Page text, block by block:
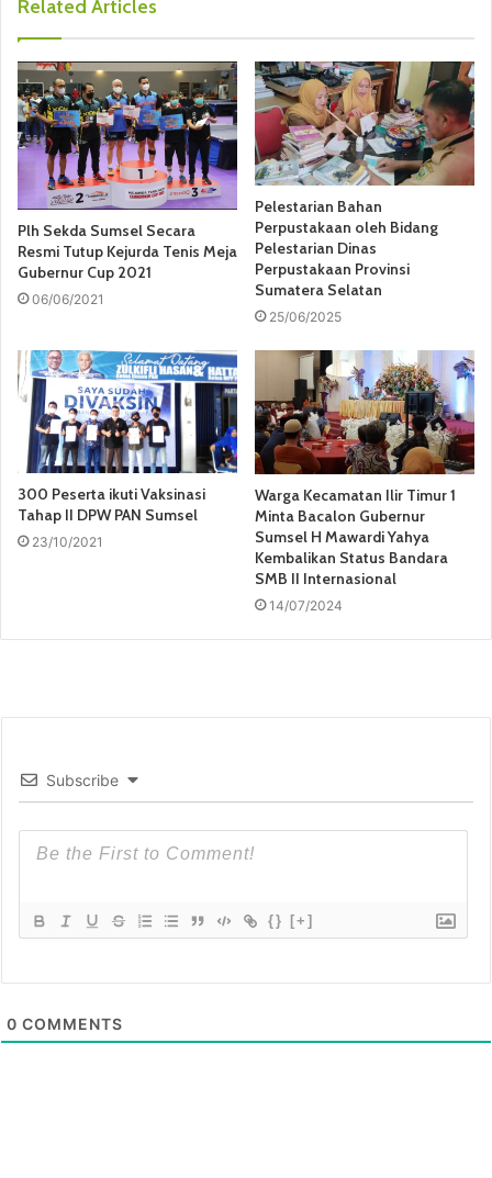
Related Articles
Plh Sekda Sumsel Secara
Resmi Tutup Kejurda Tenis Meja
Gubernur Cup 2021
06/06/2021
Pelestarian Bahan
Perpustakaan oleh Bidang
Pelestarian Dinas
Perpustakaan Provinsi
Sumatera Selatan
25/06/2025
300 Peserta ikuti Vaksinasi
Tahap II DPW PAN Sumsel
23/10/2021
Warga Kecamatan Ilir Timur 1
Minta Bacalon Gubernur
Sumsel H Mawardi Yahya
Kembalikan Status Bandara
SMB II Internasional
14/07/2024
Subscribe
{} [+]
0 COMMENTS